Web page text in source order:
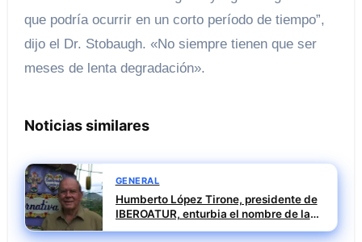
que podría ocurrir en un corto período de tiempo”,
dijo el Dr. Stobaugh. «No siempre tienen que ser
meses de lenta degradación».
Noticias similares
GENERAL
Humberto López Tirone, presidente de
IBEROATUR, enturbia el nombre de la
institución con su pasado negro